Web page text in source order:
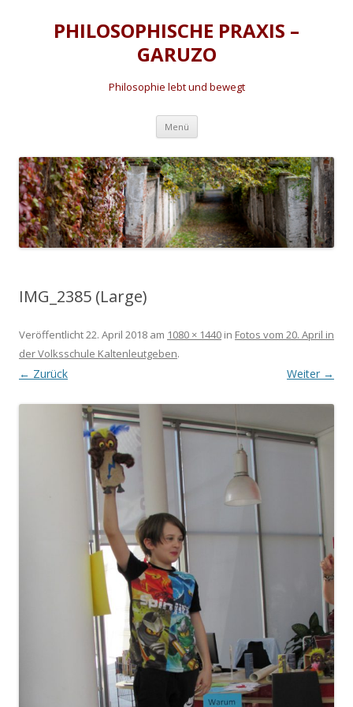
PHILOSOPHISCHE PRAXIS –
GARUZO
Philosophie lebt und bewegt
Menü Zum
springen
IMG_2385 (Large)
Veröffentlicht22. April 2018 am 1080 × 1440 in Fotos vom 20. April in
der Volksschule Kaltenleutgeben.
← Zurück Weiter →